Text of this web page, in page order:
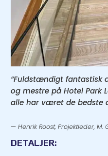
“Fuldstændigt fantastisk
og mestre på Hotel Park
alle har været de bedste
— Henrik Roost, Projektleder,
DETALJER: